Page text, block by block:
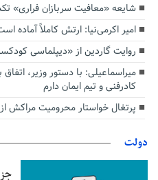
شایعه «معافیت سربازان فراری»
امیر اکرمی‌نیا: ارتش کاملاً آماده
روایت گاردین از «دیپلماسی
میراسماعیلی: با دستور وزیر،
کادرفنی و تیم ایمان دارم
پرتغال خواستار محرومیت مراکش از
دولت